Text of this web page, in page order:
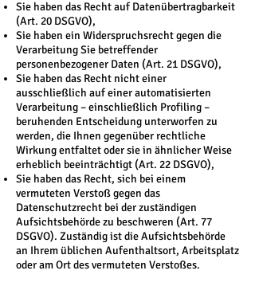
Sie haben das Recht auf Datenübertragbarkeit
(Art. 20 DSGVO),
Sie haben ein Widerspruchsrecht gegen die
Verarbeitung Sie betreffender
personenbezogener Daten (Art. 21 DSGVO),
Sie haben das Recht nicht einer
ausschließlich auf einer automatisierten
Verarbeitung – einschließlich Profiling –
beruhenden Entscheidung unterworfen zu
werden, die Ihnen gegenüber rechtliche
Wirkung entfaltet oder sie in ähnlicher Weise
erheblich beeinträchtigt (Art. 22 DSGVO),
Sie haben das Recht, sich bei einem
vermuteten Verstoß gegen das
Datenschutzrecht bei der zuständigen
Aufsichtsbehörde zu beschweren (Art. 77
DSGVO). Zuständig ist die Aufsichtsbehörde
an Ihrem üblichen Aufenthaltsort, Arbeitsplatz
oder am Ort des vermuteten Verstoßes.